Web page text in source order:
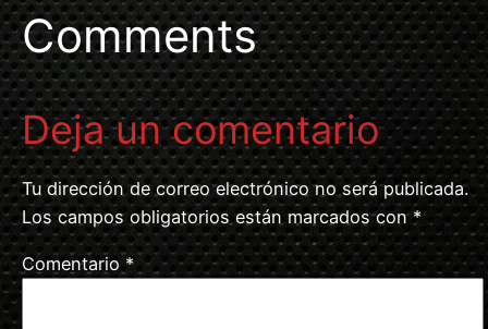
Comments
Deja un comentario
Tu dirección de correo electrónico no será publicada.
Los campos obligatorios están marcados con *
Comentario *